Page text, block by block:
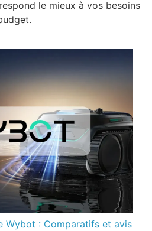
le mieux à vos besoins
Wybot : Comparatifs et avis